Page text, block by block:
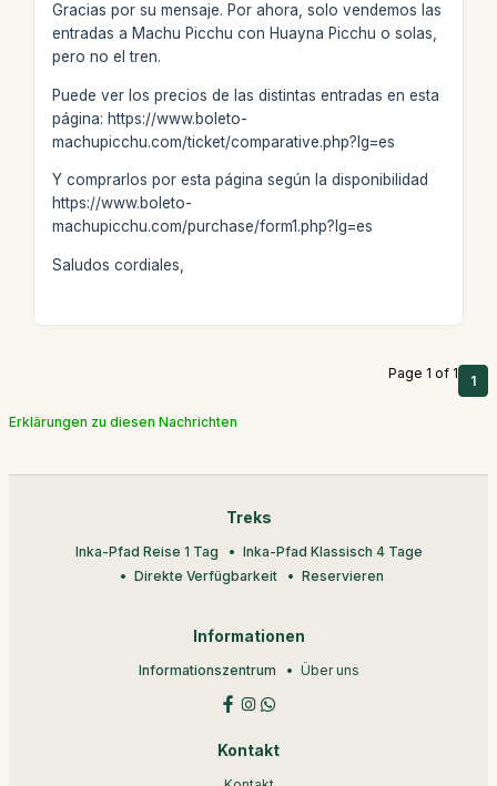
Gracias por su mensaje. Por ahora, solo vendemos las
entradas a Machu Picchu con Huayna Picchu o solas,
pero no el tren.
Puede ver los precios de las distintas entradas en esta
página: https://www.boleto-
machupicchu.com/ticket/comparative.php?lg=es
Y comprarlos por esta página según la disponibilidad
https://www.boleto-
machupicchu.com/purchase/form1.php?lg=es
Saludos cordiales,
Page 1 of 1 1
Erklärungen zu diesen Nachrichten
Treks
Inka-Pfad Reise 1 Tag
Inka-Pfad Klassisch 4 Tage
Direkte Verfügbarkeit
Reservieren
Informationen
Informationszentrum Über uns
Kontakt